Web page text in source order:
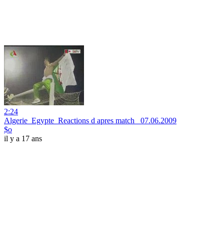
2:24
Algerie_Egypte_Reactions d apres match _07.06.2009
$o
il y a 17 ans